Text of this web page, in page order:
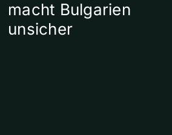
macht Bulgarien
unsicher